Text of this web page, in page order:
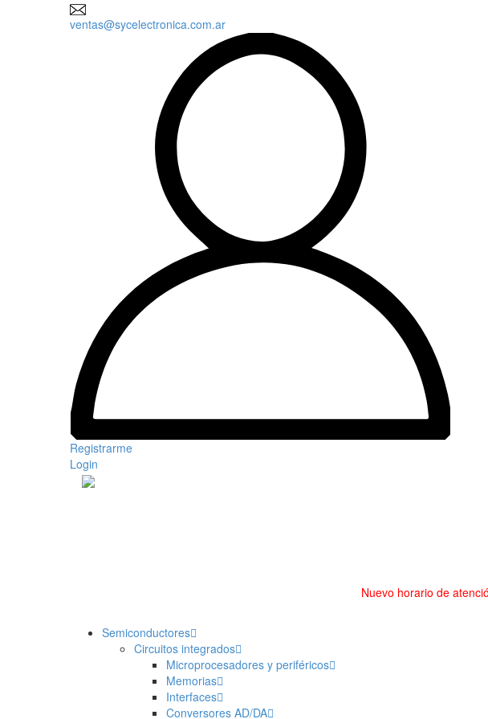
ventas@sycelectronica.com.ar
Registrarme
Login
Nuevo horario de
Semiconductores
Circuitos integrados
Microprocesadores y periféricos
Memorias
Interfaces
Conversores AD/DA